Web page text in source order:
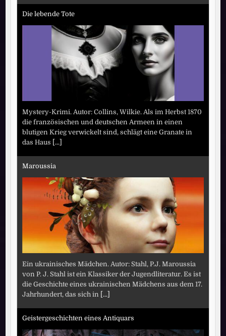
Die lebende Tote
Mystery-Krimi. Autor: Collins, Wilkie. Als im Herbst 1870
die französischen und deutschen Armeen in einen
blutigen Krieg verwickelt sind, schlägt eine Granate in
das Haus [...]
Maroussia
Ein ukrainisches Mädchen. Autor: Stahl, P.J. Maroussia
von P. J. Stahl ist ein Klassiker der Jugendliteratur. Es ist
die Geschichte eines ukrainischen Mädchens aus dem 17.
Jahrhundert, das sich in [...]
Geistergeschichten eines Antiquars